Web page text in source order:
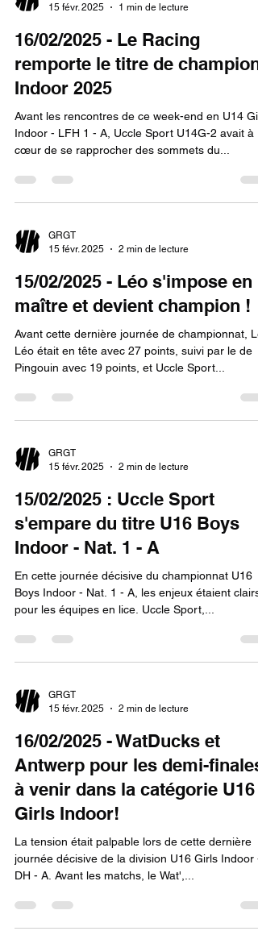
15 févr. 2025
1 min de lecture
16/02/2025 - Le Racing
remporte le titre de champion
Indoor 2025
Avant les rencontres de ce week-end en U14
Indoor - LFH 1 - A, Uccle Sport U14G-2 avait à
cœur de se rapprocher des sommets du...
GRGT
15 févr. 2025
2 min de lecture
15/02/2025 - Léo s'impose en
maître et devient champion !
Avant cette dernière journée de championnat, Le
Léo était en tête avec 27 points, suivi par le de
Pingouin avec 19 points, et Uccle Sport...
GRGT
15 févr. 2025
2 min de lecture
15/02/2025 : Uccle Sport
s'empare du titre U16 Boys
Indoor - Nat. 1 - A
En cette journée décisive du championnat U16
Boys Indoor - Nat. 1 - A, les enjeux étaient clairs
pour les équipes en lice. Uccle Sport,...
GRGT
15 févr. 2025
2 min de lecture
16/02/2025 - WatDucks et
Antwerp pour les demi-finales
à venir dans la catégorie U16
Girls Indoor!
La tension était palpable lors de cette dernière
journée décisive de la division U16 Girls Indoor -
DH - A. Avant les matchs, le Wat',...